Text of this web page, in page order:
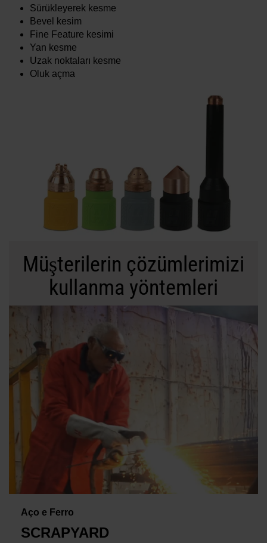
Sürükleyerek kesme
Bevel kesim
Fine Feature kesimi
Yan kesme
Uzak noktaları kesme
Oluk açma
Müşterilerin çözümlerimizi
kullanma yöntemleri
Aço e Ferro
SCRAPYARD